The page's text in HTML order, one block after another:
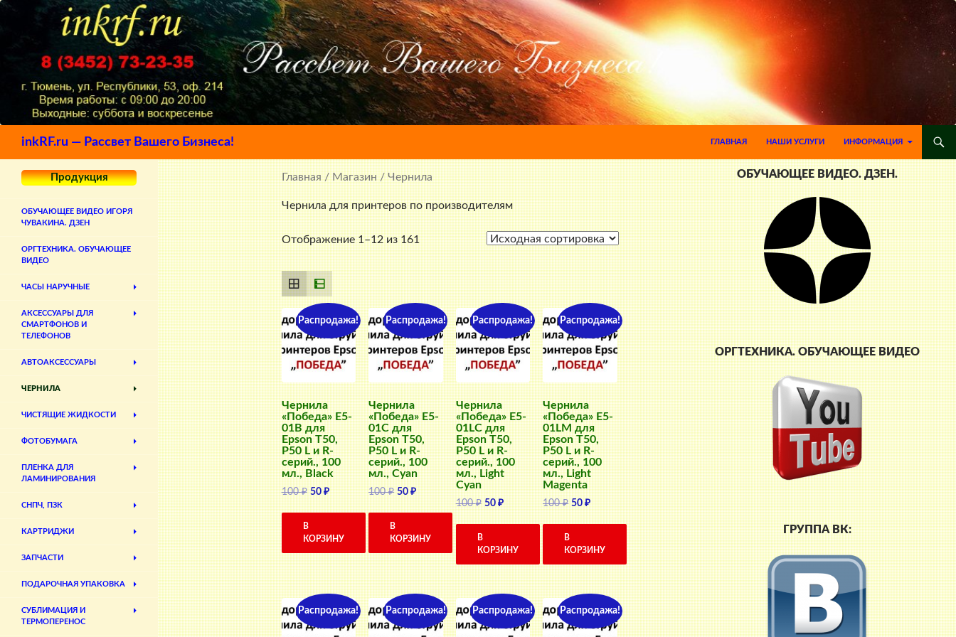
inkRF.ru — Рассвет Вашего Бизнеса!
ГЛАВНАЯ
НАШИ УСЛУГИ ИНФОРМАЦИЯ
Главная/Магазин/ Чернила
Чернила для принтеров по производителям
Отображение 1–12 из 161
Распродажа!
Чернила
«Победа» E5-
01B для
Epson T50,
P50 L и R-
серий., 100
мл., Black
100₽ Первоначальная
цена
100 ₽.
50₽Текущая
цена:
В
КОРЗИНУ
Распродажа!
Чернила
«Победа» E5-
01C для
Epson T50,
P50 L и R-
серий., 100
мл., Cyan
100₽ Первоначальная
цена
100 ₽.
50₽Текущая
цена:
В
КОРЗИНУ
Распродажа!
Чернила
«Победа» E5-
01LC для
Epson T50,
P50 L и R-
серий., 100
мл., Light
Cyan
100₽ Первоначальная
цена
100 ₽.
50₽Текущая
цена:
В
КОРЗИНУ
Распродажа!
Чернила
«Победа» E5-
01LM для
Epson T50,
P50 L и R-
серий., 100
мл., Light
Magenta
100₽ Первоначальная
цена
100 ₽.
50₽Текущая
цена:
В
КОРЗИНУ
Распродажа! Распродажа! Распродажа! Распродажа!
ОБУЧАЮЩЕЕ ВИДЕО. ДЗЕН.
ОРГТЕХНИКА. ОБУЧАЮЩЕЕ ВИДЕО
ГРУППА ВК:
Продукция
ОБУЧАЮЩЕЕ ВИДЕО ИГОРЯ
ЧУВАКИНА. ДЗЕН
ОРГТЕХНИКА. ОБУЧАЮЩЕЕ
ВИДЕО
ЧАСЫ НАРУЧНЫЕ
АКСЕССУАРЫ ДЛЯ
СМАРТФОНОВ И
ТЕЛЕФОНОВ
АВТОАКСЕССУАРЫ
ЧЕРНИЛА
ЧИСТЯЩИЕ ЖИДКОСТИ
ФОТОБУМАГА
ПЛЕНКА ДЛЯ
ЛАМИНИРОВАНИЯ
СНПЧ, ПЗК
КАРТРИДЖИ
ЗАПЧАСТИ
ПОДАРОЧНАЯ УПАКОВКА
СУБЛИМАЦИЯ И
ТЕРМОПЕРЕНОС